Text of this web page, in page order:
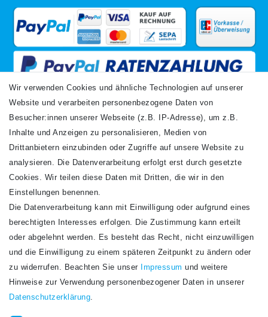
VERSANDARTEN
Newsletter
Honig
Hiermit bestätige ich, dass ich dieDaten­schutz­erklärunggelesen habe. Meine
Wir verwenden Cookies und ähnliche Technologien auf unserer
Website und verarbeiten personenbezogene Daten von
Besucher:innen unserer Webseite (z.B. IP-Adresse), um z.B.
Inhalte und Anzeigen zu personalisieren, Medien von
Drittanbietern einzubinden oder Zugriffe auf unsere Website zu
analysieren. Die Datenverarbeitung erfolgt erst durch gesetzte
Cookies. Wir teilen diese Daten mit Dritten, die wir in den
Einstellungen benennen.
Die Datenverarbeitung kann mit Einwilligung oder aufgrund eines
berechtigten Interesses erfolgen. Die Zustimmung kann erteilt
oder abgelehnt werden. Es besteht das Recht, nicht einzuwilligen
und die Einwilligung zu einem späteren Zeitpunkt zu ändern oder
zu widerrufen. Beachten Sie unser
Impressum und weitere
Hinweise zur Verwendung personenbezogener Daten in unserer
Daten­schutz­erklärung.